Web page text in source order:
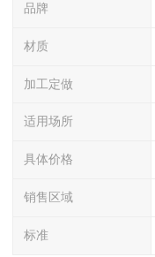
品牌
材质
加工定做
适用场所
具体价格
销售区域
标准